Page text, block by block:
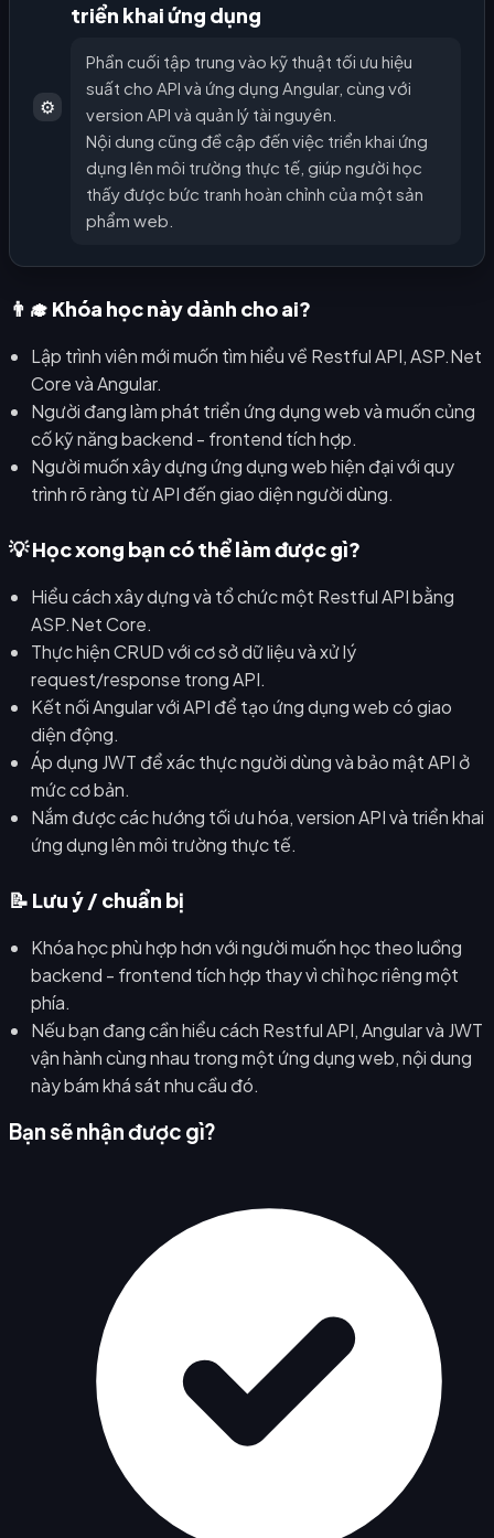
⚙️
triển khai ứng dụng
Phần cuối tập trung vào kỹ thuật tối ưu hiệu
suất cho API và ứng dụng Angular, cùng với
version API và quản lý tài nguyên.
Nội dung cũng đề cập đến việc triển khai ứng
dụng lên môi trường thực tế, giúp người học
thấy được bức tranh hoàn chỉnh của một sản
phẩm web.
👨‍🎓 Khóa học này dành cho ai?
Lập trình viên mới muốn tìm hiểu về Restful API, ASP.Net
Core và Angular.
Người đang làm phát triển ứng dụng web và muốn củng
cố kỹ năng backend - frontend tích hợp.
Người muốn xây dựng ứng dụng web hiện đại với quy
trình rõ ràng từ API đến giao diện người dùng.
💡 Học xong bạn có thể làm được gì?
Hiểu cách xây dựng và tổ chức một Restful API bằng
ASP.Net Core.
Thực hiện CRUD với cơ sở dữ liệu và xử lý
request/response trong API.
Kết nối Angular với API để tạo ứng dụng web có giao
diện động.
Áp dụng JWT để xác thực người dùng và bảo mật API ở
mức cơ bản.
Nắm được các hướng tối ưu hóa, version API và triển khai
ứng dụng lên môi trường thực tế.
📝 Lưu ý / chuẩn bị
Khóa học phù hợp hơn với người muốn học theo luồng
backend - frontend tích hợp thay vì chỉ học riêng một
phía.
Nếu bạn đang cần hiểu cách Restful API, Angular và JWT
vận hành cùng nhau trong một ứng dụng web, nội dung
này bám khá sát nhu cầu đó.
Bạn sẽ nhận được gì?